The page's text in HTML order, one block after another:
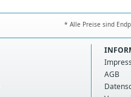
* Alle Preise sind
AGB